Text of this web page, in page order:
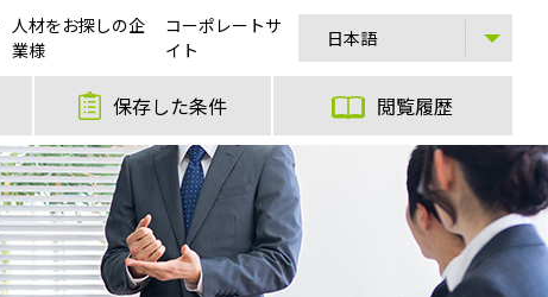
人材をお探しの企
業様
コーポレートサ
イト
保存した条件 閲覧履歴